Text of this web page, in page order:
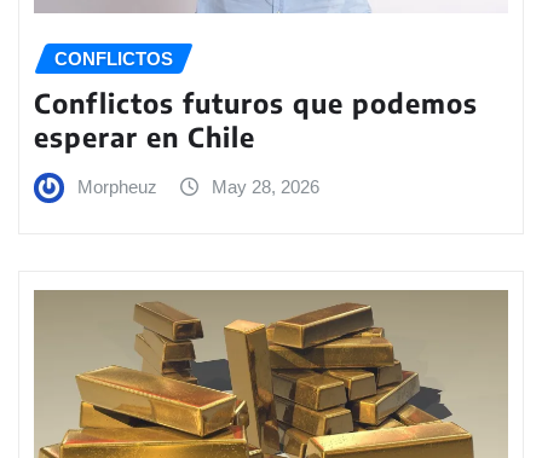
CONFLICTOS
Conflictos futuros que podemos
esperar en Chile
Morpheuz May 28, 2026